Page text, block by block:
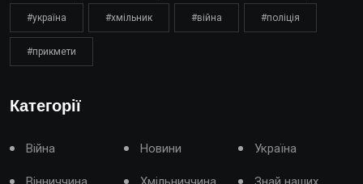
#україна #хмільник #війна #поліція
#прикмети
Категорії
Війна Новини Україна